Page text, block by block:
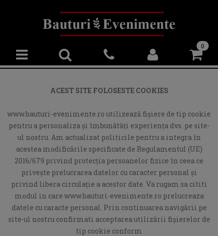
0
ACEST SITE FOLOSESTE COOKIES
www.bauturi-evenimente.ro utilizează fişiere de tip cookie
pentru a personaliza și îmbunătăți experiența dvs. pe site-
ul nostru. Am actualizat politicile pentru a integra în
acestea modificările specificate de Regulamentul (UE)
2016/679 privind protecția persoanelor fizice în ceea ce
privește prelucrarea datelor cu caracter personal și
privind libera circulație a acestor date. Va rugam sa cititi
modul in care www.bauturi-evenimente.ro prelucreaza
datele cu caracte personal. Prin continuarea navigării pe
site-ul nostru confirmati acceptarea utilizării fişierelor de
tip cookie conform